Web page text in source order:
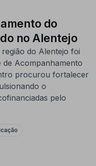
do
no Alentejo
do Alentejo foi
de Acompanhamento
procurou fortalecer
o
pelo